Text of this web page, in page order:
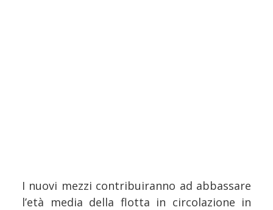
I nuovi mezzi contribuiranno ad abbassare
l’età media della flotta in circolazione in